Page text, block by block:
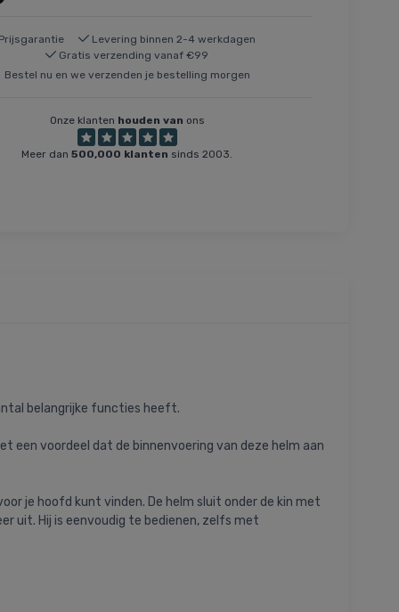
Prijsgarantie
Levering binnen 2-4 werkdagen
Gratis verzending vanaf €99
Bestel nu en we verzenden je bestelling morgen
Onze klanten houden van ons
Meer dan500,000 klanten sinds 2003.
belangrijke functies heeft.
een voordeel dat de binnenvoering van deze helm aan
je hoofd kunt vinden. De helm sluit onder de kin met
uit. Hij is eenvoudig te bedienen, zelfs met